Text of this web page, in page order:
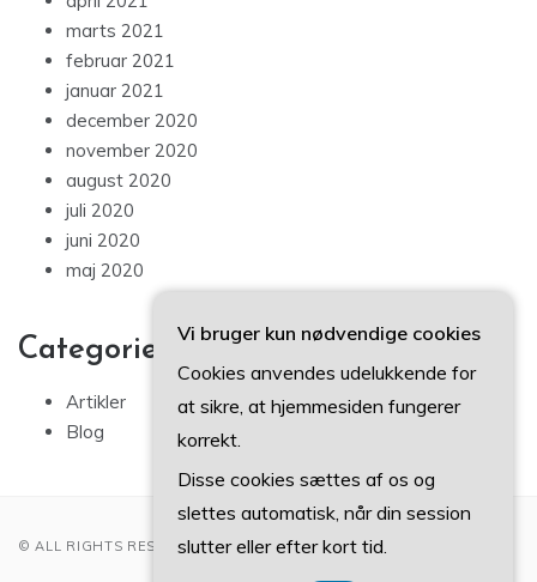
marts 2021
februar 2021
januar 2021
december 2020
november 2020
august 2020
juli 2020
juni 2020
maj 2020
Categories
Artikler
Blog
© ALL RIGHTS RESERVED 2022
Vi bruger kun nødvendige cookies
Cookies anvendes udelukkende for
at sikre, at hjemmesiden fungerer
korrekt.
Disse cookies sættes af os og
slettes automatisk, når din session
slutter eller efter kort tid.